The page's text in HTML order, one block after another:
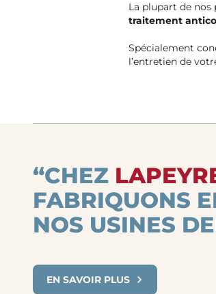
La plupart de nos
traitement
Spécialement
l’entretien de
“CHEZ
FABRIQUONS
NOS USINES
EN SAVOIR PLUS